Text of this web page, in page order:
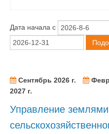
Дата начала с
Сентябрь 2026 г.
2027 г.
Управление землями